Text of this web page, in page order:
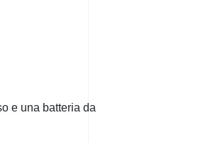
e una batteria da